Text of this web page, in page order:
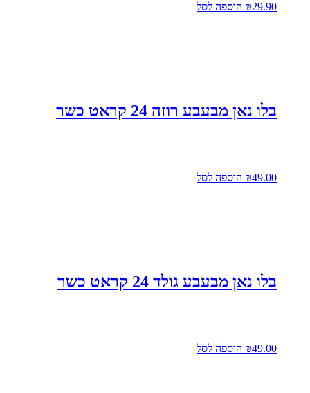
₪29.90 הוספה לסל
בלו נאן מבעבע רוזה 24 קראט כשר
₪49.00 הוספה לסל
בלו נאן מבעבע גולד 24 קראט כשר
₪49.00 הוספה לסל